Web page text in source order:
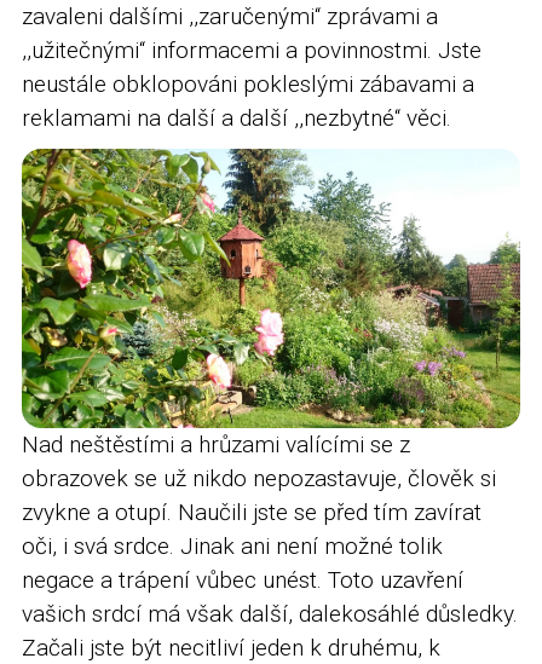
zavaleni dalšími ,,zaručenými“ zprávami a
,,užitečnými“ informacemi a povinnostmi. Jste
neustále obklopováni pokleslými zábavami a
reklamami na další a další ,,nezbytné“ věci.
Nad neštěstími a hrůzami valícími se z
obrazovek se už nikdo nepozastavuje, člověk si
zvykne a otupí. Naučili jste se před tím zavírat
oči, i svá srdce. Jinak ani není možné tolik
negace a trápení vůbec unést. Toto uzavření
vašich srdcí má však další, dalekosáhlé důsledky.
Začali jste být necitliví jeden k druhému, k